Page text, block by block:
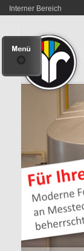
Interner Bereich